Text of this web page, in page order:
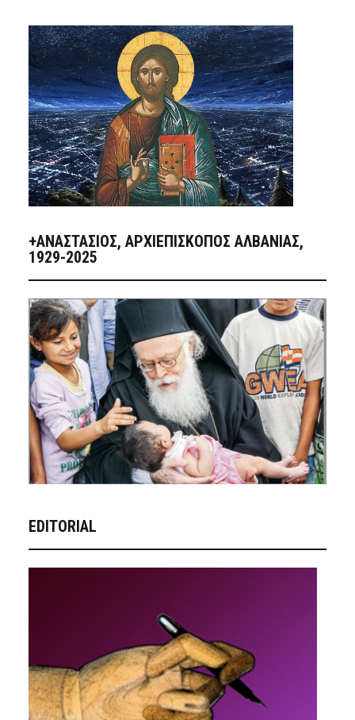
+ΑΝΑΣΤΆΣΙΟΣ, ΑΡΧΙΕΠΊΣΚΟΠΟΣ ΑΛΒΑΝΊΑΣ,
1929-2025
EDITORIAL